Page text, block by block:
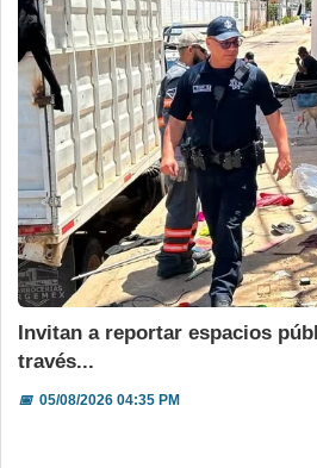
Invitan a reportar espacios
través...
📅05/08/2026 04:35 PM